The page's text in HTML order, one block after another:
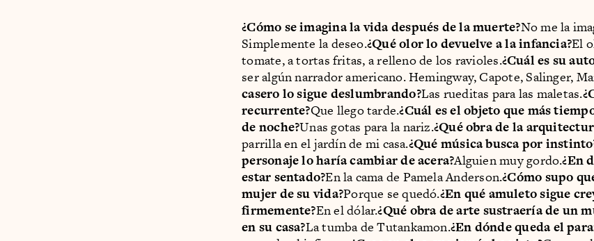
¿Cómo se imagina la vida después de la muerte?No me la
Simplemente la deseo.¿Qué olor lo devuelve a la infancia?El
tomate, a tortas fritas, a relleno de los ravioles.¿Cuál es su
ser algún narrador americano. Hemingway, Capote, Salinger,
casero lo sigue deslumbrando?Las rueditas para las maletas.
recurrente?Que llego tarde.¿Cuál es el objeto que más
de noche?Unas gotas para la nariz.¿Qué obra de la
parrilla en el jardín de mi casa.¿Qué música busca por
personaje lo haría cambiar de acera?Alguien muy gordo.¿En
estar sentado?En la cama de Pamela Anderson.¿Cómo supo
mujer de su vida?Porque se quedó.¿En qué amuleto sigue
firmemente?En el dólar.¿Qué obra de arte sustraería de un
en su casa?La tumba de Tutankamon.¿En dónde queda el